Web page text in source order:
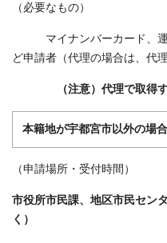
（必要なもの）
マイナンバーカード、運
ど申請者（代理の場合は、代
（注意）代理で取得
本籍地が宇都宮市以外の場合
（申請場所・受付時間）
市役所市民課、地区市民セン
く）